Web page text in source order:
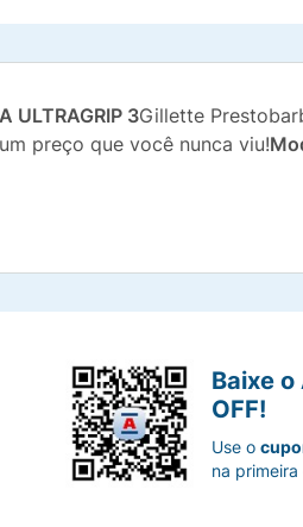
ULTRAGRIP 3Gillette
preço que você nunca viu!
Baixe o
OFF!
Use o
na